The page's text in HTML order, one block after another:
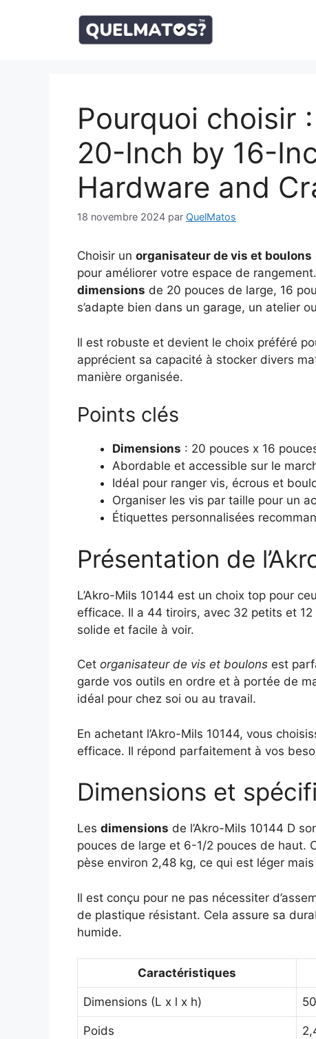
Pourquoi choisir
20-Inch by 16-
Hardware and
18 novembre 2024 par QuelMatos
Choisir un organisateur de vis et boulons
pour améliorer votre espace de
dimensions de 20 pouces de large, 16
s’adapte bien dans un garage, un atelier
Il est robuste et devient le choix préféré
apprécient sa capacité à stocker divers
manière organisée.
Points clés
Dimensions : 20 pouces x 16
Abordable et accessible sur le
Idéal pour ranger vis, écrous et
Organiser les vis par taille pour un
Étiquettes personnalisées
Présentation de
L’Akro-Mils 10144 est un choix top pour
efficace. Il a 44 tiroirs, avec 32 petits et
solide et facile à voir.
Cet organisateur de vis et boulons est
garde vos outils en ordre et à portée de
idéal pour chez soi ou au travail.
En achetant l’Akro-Mils 10144, vous
efficace. Il répond parfaitement à vos
Dimensions et
Les dimensions de l’Akro-Mils 10144 D
pouces de large et 6-1/2 pouces de haut.
pèse environ 2,48 kg, ce qui est léger
Il est conçu pour ne pas nécessiter
de plastique résistant. Cela assure sa
humide.
Caractéristiques
Dimensions (L x l x h)
Poids